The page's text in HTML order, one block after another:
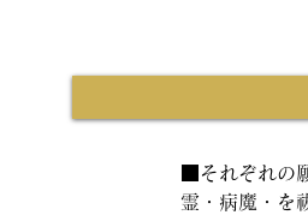
■それぞれの
霊・病魔・を